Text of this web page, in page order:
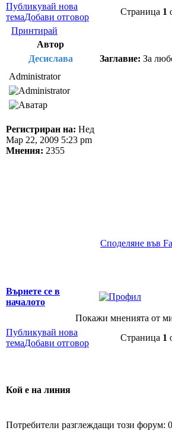
Публикувай нова
темаДобави отговор
Страница 1
Принтирай
Автор
Десислава
Заглавие: За
Administrator
Регистриран на: Нед
Мар 22, 2009 5:23 pm
Мнения: 2355
Споделяне във
Върнете се в
началото
Покажи мненията от
Публикувай нова
темаДобави отговор
Страница 1
Кой е на линия
Потребители разглеждащи този форум: